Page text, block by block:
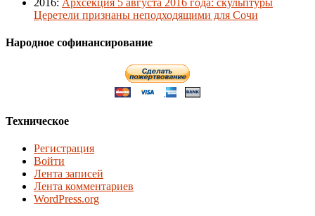
2016: Архсекция 5 августа 2016 года: скульптуры
Церетели признаны неподходящими для Сочи
Народное софинансирование
Техническое
Регистрация
Войти
Лента записей
Лента комментариев
WordPress.org